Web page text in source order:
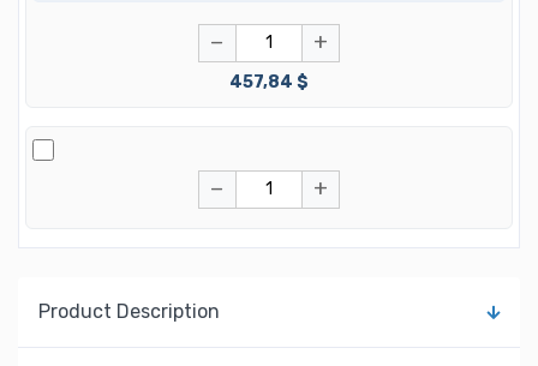
− +
457,84 $
− +
Product Description